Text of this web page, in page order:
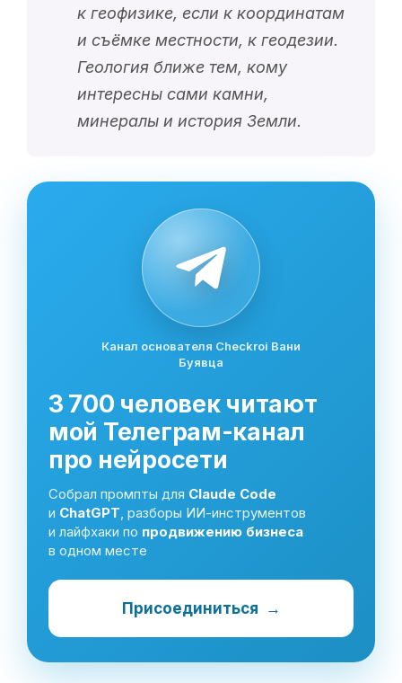
к геофизике, если к координатам
и съёмке местности, к геодезии.
Геология ближе тем, кому
интересны сами камни,
минералы и история Земли.
Канал основателя Checkroi Вани
Буявца
3 700 человек читают
мой Телеграм-канал
про нейросети
Собрал промпты для Claude Code
и ChatGPT, разборы ИИ-инструментов
и лайфхаки по продвижению бизнеса
в одном месте
Присоединиться →